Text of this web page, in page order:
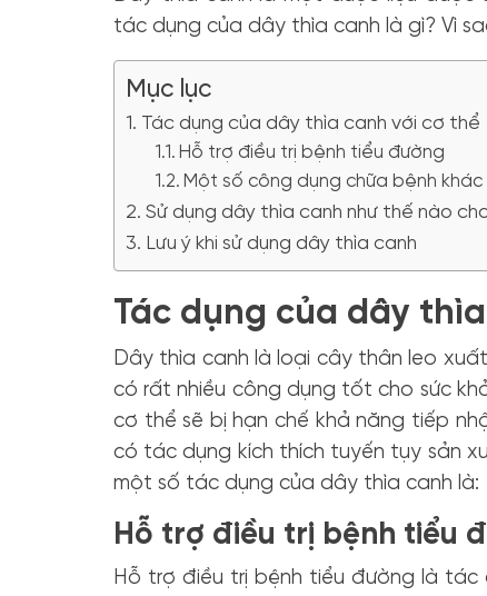
tác dụng của dây thìa canh là gì? Vì
Mục lục
Tác dụng của dây thìa canh với cơ thể
Hỗ trợ điều trị bệnh tiểu đường
Một số công dụng chữa bệnh
Sử dụng dây thìa canh như thế nào
Lưu ý khi sử dụng dây thìa canh
Tác dụng của dây
Dây thìa canh là loại cây thân leo
có rất nhiều công dụng tốt cho sức
cơ thể sẽ bị hạn chế khả năng tiếp
có tác dụng kích thích tuyến tụy sản
một số tác dụng của dây thìa canh là:
Hỗ trợ điều trị bệnh tiểu
Hỗ trợ điều trị bệnh tiểu đường là